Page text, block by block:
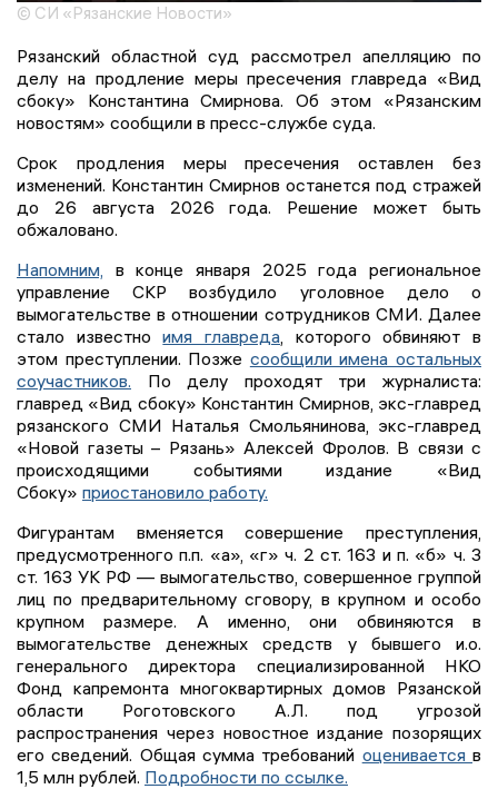
© СИ «Рязанские Новости»
Рязанский областной суд рассмотрел апелляцию по
делу на продление меры пресечения главреда «Вид
сбоку» Константина Смирнова. Об этом «Рязанским
новостям» сообщили в пресс-службе суда.
Срок продления меры пресечения оставлен без
изменений. Константин Смирнов останется под стражей
до 26 августа 2026 года. Решение может быть
обжаловано.
Напомним,
в конце января 2025 года региональное
управление СКР возбудило уголовное дело о
вымогательстве в отношении сотрудников СМИ. Далее
стало известноимя главреда , которого обвиняют в
этом преступлении. Позже сообщили имена остальных
соучастников. По делу проходят три журналиста:
главред «Вид сбоку» Константин Смирнов, экс-главред
рязанского СМИ Наталья Смольянинова, экс-главред
«Новой газеты – Рязань» Алексей Фролов. В связи с
происходящими событиями издание «Вид
Сбоку» приостановило работу.
Фигурантам вменяется совершение преступления,
предусмотренного п.п. «а», «г» ч. 2 ст. 163 и п. «б» ч. 3
ст. 163 УК РФ — вымогательство, совершенное группой
лиц по предварительному сговору, в крупном и особо
крупном размере. А именно, они обвиняются в
вымогательстве денежных средств у бывшего и.о.
генерального директора специализированной НКО
Фонд капремонта многоквартирных домов Рязанской
области Роготовского А.Л. под угрозой
распространения через новостное издание позорящих
его сведений. Общая сумма требований оцениваетсяв
1,5 млн рублей. Подробности по ссылке.